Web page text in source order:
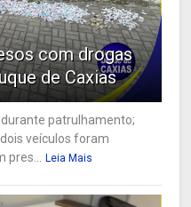
com drogas
de Caxias
patrulhamento;
veículos foram
Leia Mais